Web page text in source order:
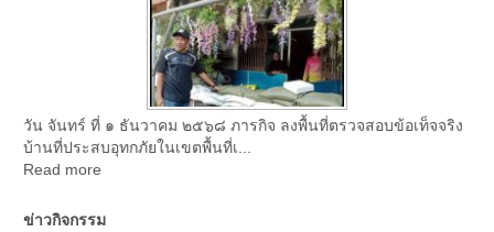
วัน จันทร์ ที่ ๑ ธันวาคม ๒๕๖๘ ภารกิจ ลงพื้นที่ตรวจสอบข้อเท็จจริง
บ้านที่ประสบอุทกภัยในเขตพื้นที่เ...
Read more
ข่าวกิจกรรม